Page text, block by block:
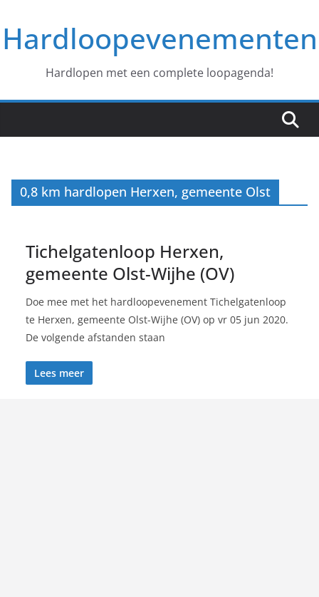
naar
deHardloopevenementen
Hardlopen met een complete loopagenda!
0,8 km hardlopen Herxen, gemeente Olst
Tichelgatenloop Herxen,
gemeente Olst-Wijhe (OV)
Doe mee met het hardloopevenement Tichelgatenloop
te Herxen, gemeente Olst-Wijhe (OV) op vr 05 jun 2020.
De volgende afstanden staan
Lees meer